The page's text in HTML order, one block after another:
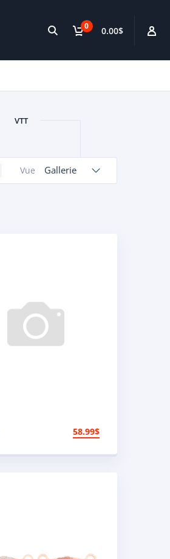
0 0.00$
VTT
Vue Gallerie
58.99$